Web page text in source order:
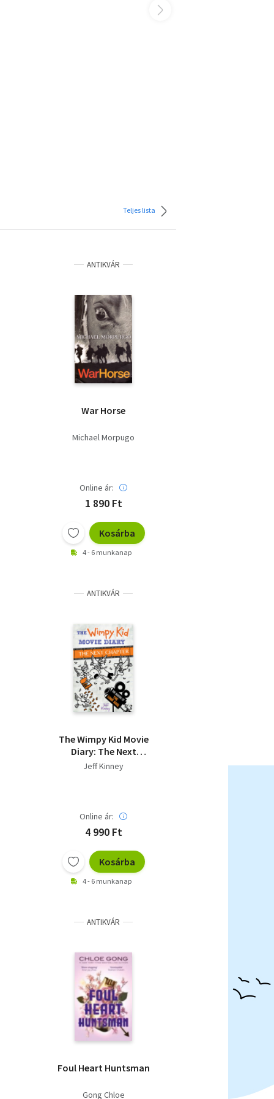
Teljes lista
ANTIKVÁR
War Horse
Michael Morpugo
Online ár:
1 890 Ft
Kosárba
4 - 6 munkanap
ANTIKVÁR
The ​Wimpy Kid Movie
Diary: The Next
Chapter
Jeff Kinney
Online ár:
4 990 Ft
Kosárba
4 - 6 munkanap
ANTIKVÁR
Foul Heart Huntsman
Gong Chloe